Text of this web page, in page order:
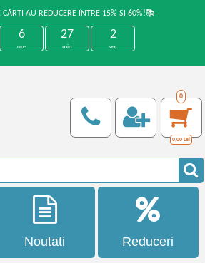
CĂRȚI AU REDUCERE ÎNTRE 15% ȘI 60%!📚
6
ore
27
min
2
sec
0
0,00 Lei
Noutati Reduceri